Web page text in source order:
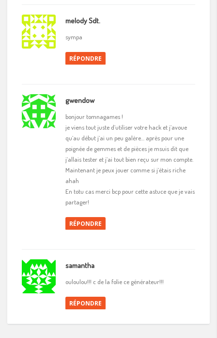
melody Sdt.
sympa
RÉPONDRE
gwendow
bonjour tomnagames !
je viens tout juste d’utiliser votre hack et j’avoue
qu’au début j’ai un peu galère… après pour une
poignée de gemmes et de pièces je msuis dit que
j’allais tester et j’ai tout bien reçu sur mon compte.
Maintenant je peux jouer comme si j’étais riche
ahah
En totu cas merci bcp pour cette astuce que je vais
partager!
RÉPONDRE
samantha
ouloulou!!! c de la folie ce générateur!!!
RÉPONDRE